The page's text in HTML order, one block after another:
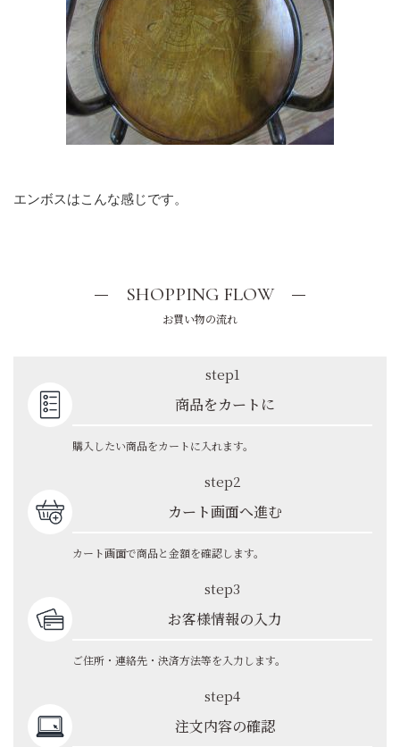
エンボスはこんな感じです。
SHOPPING FLOW
お買い物の流れ
step1
商品をカートに
購入したい商品をカートに入れます。
step2
カート画面へ進む
カート画面で商品と金額を確認します。
step3
お客様情報の入力
ご住所・連絡先・決済方法等を入力します。
step4
注文内容の確認